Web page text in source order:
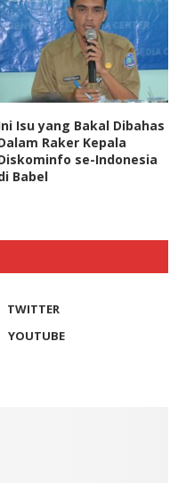
Isu yang Bakal Dibahas
Raker Kepala
se-Indonesia
Babel
TWITTER
YOUTUBE